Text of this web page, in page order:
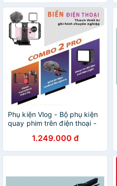
Phụ kiện Vlog - Bộ phụ kiện
quay phim trên điện thoại -
Micro Boya BY-MM1
1.249.000 đ